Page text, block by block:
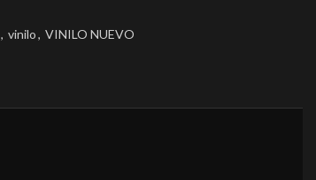
, vinilo, VINILO NUEVO